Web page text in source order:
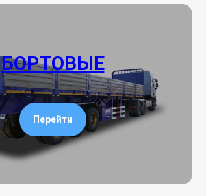
БОРТОВЫЕ
Перейти